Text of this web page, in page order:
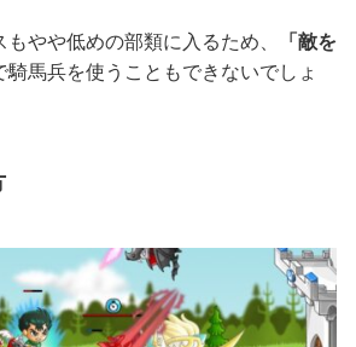
やや低めの部類に入るため、
「敵を
騎馬兵を使うこともできないでしょ